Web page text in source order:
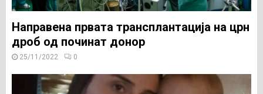
Направена првата трансплантација на црн
дроб од починат донор
25/11/2022 0